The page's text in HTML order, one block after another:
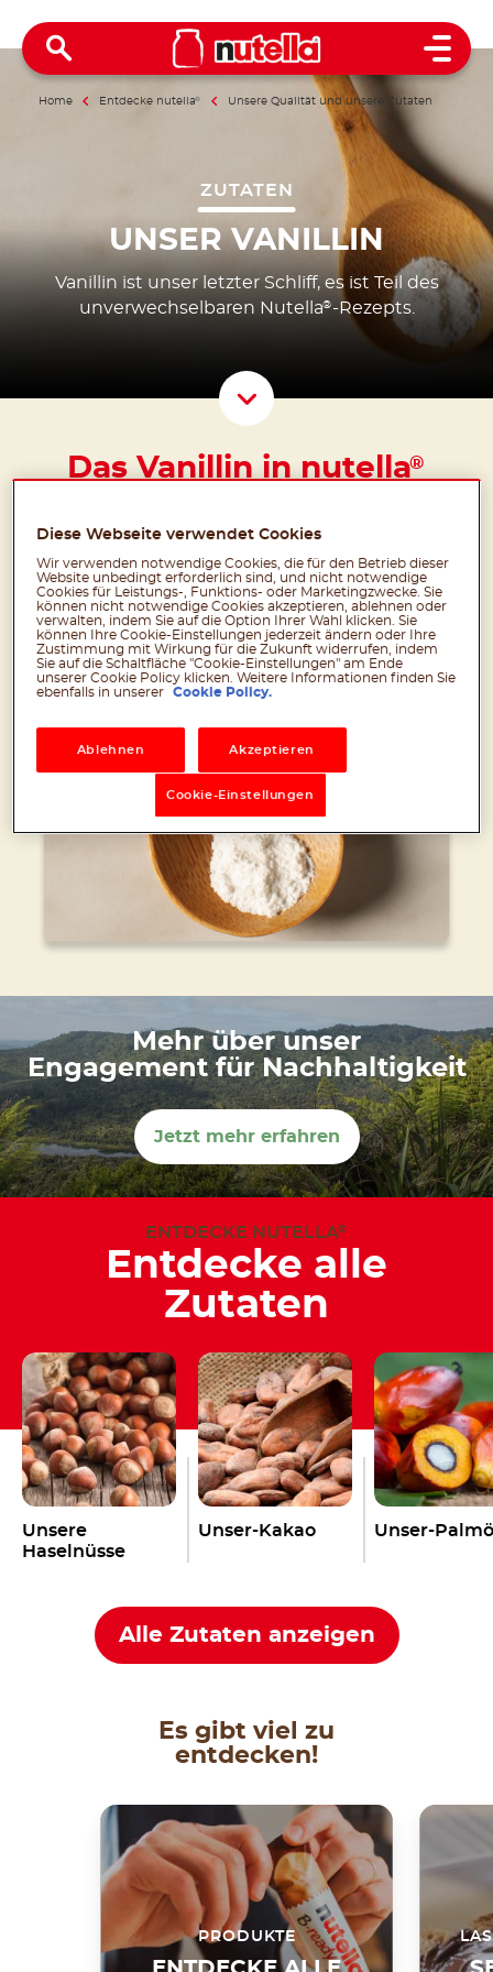
Open
Home Entdecke nutella® Unsere Qualität und unsere Zutaten
ZUTATEN
UNSER VANILLIN
Vanillin ist unser letzter Schliff, es ist Teil des
unverwechselbaren Nutella® -Rezepts.
Scroll
Das Vanillin in nutella®
von nutella®: Es verstärkt und stabilisiert den
Geschmack und den Duft von nutella ® . Sein
einzigartiges Aroma unterstützt den Geschmack
aller anderen Zutaten.
Mehr über unser
Engagement für Nachhaltigkeit
Jetzt mehr erfahren
ENTDECKE NUTELLA®
Entdecke alle
Zutaten
Unsere
Haselnüsse
Unser-Kakao Unser-
Alle Zutaten anzeigen
Es gibt viel zu
entdecken!
PRODUKTE
Diese Webseite verwendet Cookies
Wir verwenden notwendige Cookies, die für den Betrieb dieser
Website unbedingt erforderlich sind, und nicht notwendige
Cookies für Leistungs-, Funktions- oder Marketingzwecke. Sie
können nicht notwendige Cookies akzeptieren, ablehnen oder
verwalten, indem Sie auf die Option Ihrer Wahl klicken. Sie
können Ihre Cookie-Einstellungen jederzeit ändern oder Ihre
Zustimmung mit Wirkung für die Zukunft widerrufen, indem
Sie auf die Schaltfläche "Cookie-Einstellungen" am Ende
unserer Cookie Policy klicken. Weitere Informationen finden Sie
ebenfalls in unserer
Cookie Policy.
Ablehnen Akzeptieren
Cookie-Einstellungen